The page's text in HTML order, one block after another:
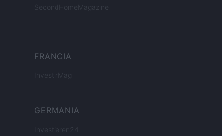
SecondHomeMagazine
FRANCIA
InvestirMag
GERMANIA
Investieren24